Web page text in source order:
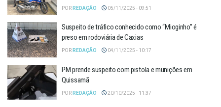
POR REDAÇÃO 05/11/2025 - 09:51
Suspeito de tráfico conhecido como “Mioginho” é
preso em rodoviária de Caxias
POR REDAÇÃO 04/11/2025 - 10:17
PM prende suspeito com pistola e munições em
Quissamã
POR REDAÇÃO 20/10/2025 - 11:37